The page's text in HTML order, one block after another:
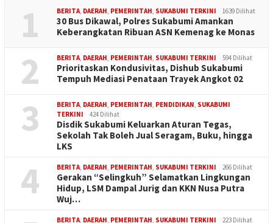
1 BERITA, DAERAH, PEMERINTAH, SUKABUMI TERKINI 1639 Dilihat
30 Bus Dikawal, Polres Sukabumi Amankan
Keberangkatan Ribuan ASN Kemenag ke Monas
2 BERITA, DAERAH, PEMERINTAH, SUKABUMI TERKINI 594 Dilihat
Prioritaskan Kondusivitas, Dishub Sukabumi
Tempuh Mediasi Penataan Trayek Angkot 02
3 BERITA, DAERAH, PEMERINTAH, PENDIDIKAN, SUKABUMI
TERKINI
424 Dilihat
Disdik Sukabumi Keluarkan Aturan Tegas,
Sekolah Tak Boleh Jual Seragam, Buku, hingga
LKS
4 BERITA, DAERAH, PEMERINTAH, SUKABUMI TERKINI 266 Dilihat
Gerakan “Selingkuh” Selamatkan Lingkungan
Hidup, LSM Dampal Jurig dan KKN Nusa Putra
Wuj…
BERITA, DAERAH, PEMERINTAH, SUKABUMI TERKINI 223 Dilihat